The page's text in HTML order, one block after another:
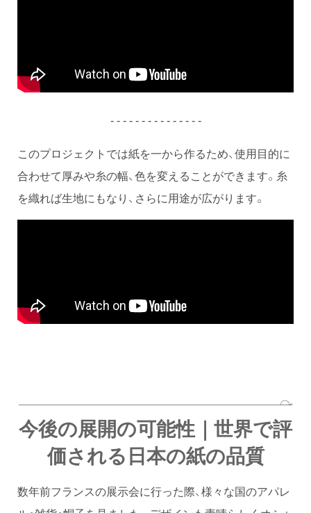
- - - - - - - - - - - - - - -
このプロジェクトでは紙を一から作るため、使用目的に
合わせて厚みや糸の幅、色を変えることができます。糸
を織れば生地にもなり、さらに用途が広がります。
今後の展開の可能性｜世界で評
価される日本の紙の品質
数年前フランスの展示会に行った際、様々な国のアパレ